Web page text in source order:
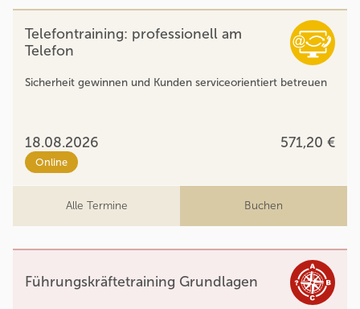
Telefontraining: professionell am
Telefon
Sicherheit gewinnen und Kunden serviceorientiert betreuen
18.08.2026 571,20 €
Online
Alle Termine Buchen
Führungskräftetraining Grundlagen